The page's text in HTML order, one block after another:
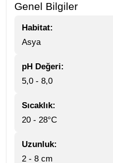
Genel Bilgiler
Habitat:
Asya
pH Değeri:
5,0 - 8,0
Sıcaklık:
20 - 28°C
Uzunluk:
2 - 8 cm